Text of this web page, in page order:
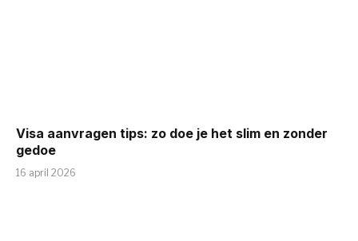
Visa aanvragen tips: zo doe je het slim en zonder
gedoe
16 april 2026